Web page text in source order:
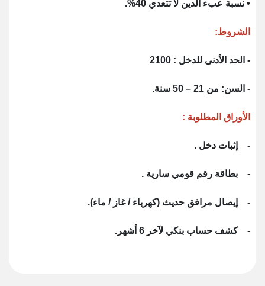
• نسبة عبء الدين لا تتعدي 40%.
الشروط:
- الحد الأدنى للدخل : 2100
- السن: من 21 – 50 سنة.
الأوراق المطلوبة :
- إثبات دخل .
- بطاقة رقم قومي سارية .
- إيصال مرافق حديث (كهرباء / غاز / ماء).
- كشف حساب بنكي لآخر 6 أشهر.